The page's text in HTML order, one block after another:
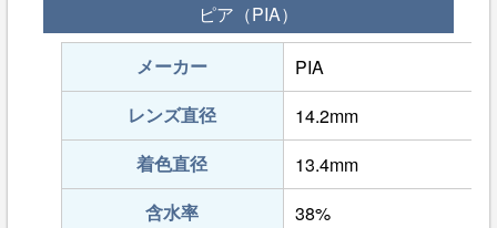
ピア（PIA）
メーカー
PIA
レンズ直径
14.2mm
着色直径
13.4mm
含水率
38%